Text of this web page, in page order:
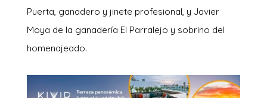
Puerta, ganadero y jinete profesional, y Javier
Moya de la ganadería El Parralejo y sobrino del
homenajeado.